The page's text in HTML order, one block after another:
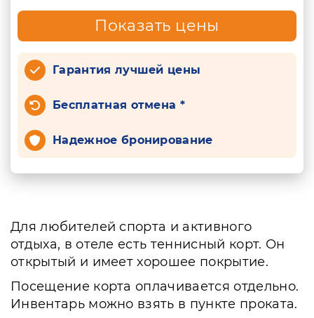
Показать цены
Гарантия лучшей цены
Бесплатная отмена *
Надежное бронирование
Для любителей спорта и активного
отдыха, в отеле есть теннисный корт. Он
открытый и имеет хорошее покрытие.
Посещение корта оплачивается отдельно.
Инвентарь можно взять в пункте проката.